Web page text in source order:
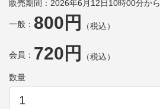
販売期間：2026年6月12日10時00分から
一般： 800円 （税込）
会員： 720円 （税込）
数量